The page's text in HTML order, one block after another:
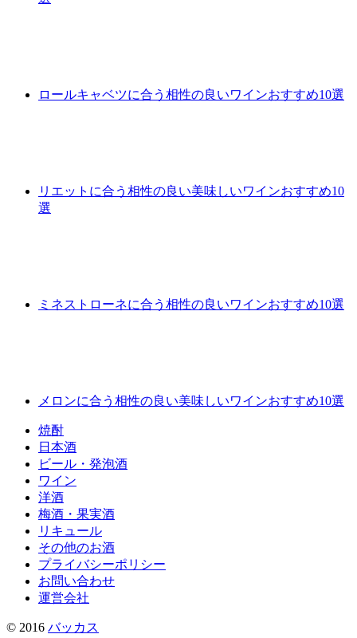
ロールキャベツに合う相性の良いワインおすすめ10選
リエットに合う相性の良い美味しいワインおすすめ10
選
ミネストローネに合う相性の良いワインおすすめ10選
メロンに合う相性の良い美味しいワインおすすめ10選
焼酎
日本酒
ビール・発泡酒
ワイン
洋酒
梅酒・果実酒
リキュール
その他のお酒
プライバシーポリシー
お問い合わせ
運営会社
© 2016 バッカス